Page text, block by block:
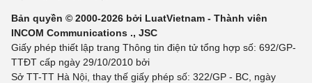
Bản quyền © 2000-2026 bởi LuatVietnam - Thành viên
INCOM Communications ., JSC
Giấy phép thiết lập trang Thông tin điện tử tổng hợp số: 692/GP-
TTĐT cấp ngày 29/10/2010 bởi
Sở TT-TT Hà Nội, thay thế giấy phép số: 322/GP - BC, ngày